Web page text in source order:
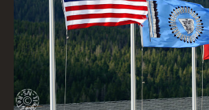
USA, Blackfeet und Kanada-